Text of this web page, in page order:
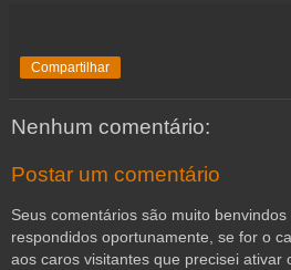
Compartilhar
Nenhum comentário:
Postar um comentário
Seus comentários são muito benvindos
respondidos oportunamente, se for o
aos caros visitantes que precisei ativar